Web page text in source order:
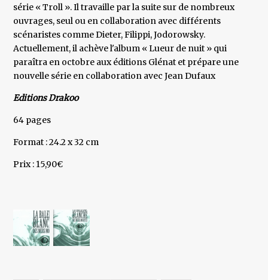
série « Troll ». Il travaille par la suite sur de nombreux
ouvrages, seul ou en collaboration avec différents
scénaristes comme Dieter, Filippi, Jodorowsky.
Actuellement, il achève l'album « Lueur de nuit » qui
paraîtra en octobre aux éditions Glénat et prépare une
nouvelle série en collaboration avec Jean Dufaux
Editions Drakoo
64 pages
Format : 24.2 x 32 cm
Prix : 15,90€